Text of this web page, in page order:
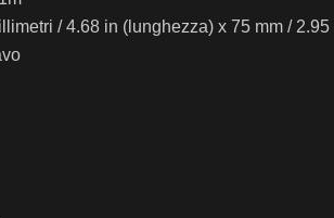
/ 4.68 in (lunghezza) x 75 mm /